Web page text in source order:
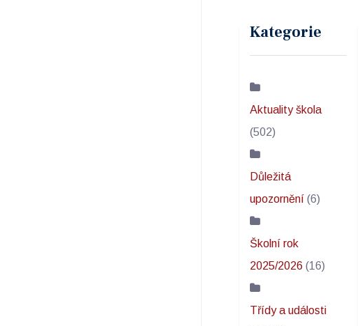
Kategorie
Aktuality škola
(502)
Důležitá
upozornění (6)
Školní rok
2025/2026 (16)
Třídy a události